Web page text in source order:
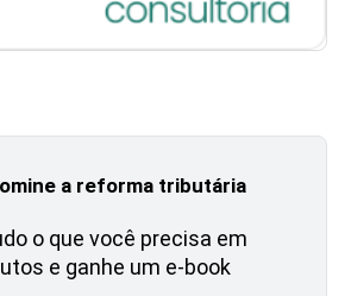
a reforma tributária
o que você precisa em
e ganhe um e-book